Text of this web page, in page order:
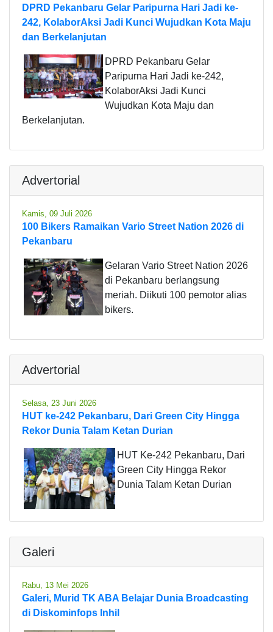
DPRD Pekanbaru Gelar Paripurna Hari Jadi ke-
242, KolaborAksi Jadi Kunci Wujudkan Kota Maju
dan Berkelanjutan
DPRD Pekanbaru Gelar
Paripurna Hari Jadi ke-242,
KolaborAksi Jadi Kunci
Wujudkan Kota Maju dan
Berkelanjutan.
Advertorial
Kamis, 09 Juli 2026
100 Bikers Ramaikan Vario Street Nation 2026 di
Pekanbaru
Gelaran Vario Street Nation 2026
di Pekanbaru berlangsung
meriah. Diikuti 100 pemotor alias
bikers.
Advertorial
Selasa, 23 Juni 2026
HUT ke-242 Pekanbaru, Dari Green City Hingga
Rekor Dunia Talam Ketan Durian
HUT Ke-242 Pekanbaru, Dari
Green City Hingga Rekor
Dunia Talam Ketan Durian
Galeri
Rabu, 13 Mei 2026
Galeri, Murid TK ABA Belajar Dunia Broadcasting
di Diskominfops Inhil